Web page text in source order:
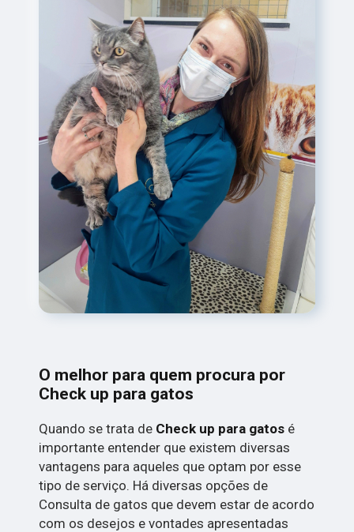
O melhor para quem procura por
Check up para gatos
Quando se trata de Check up para gatos é
importante entender que existem diversas
vantagens para aqueles que optam por esse
tipo de serviço. Há diversas opções de
Consulta de gatos que devem estar de acordo
com os desejos e vontades apresentadas